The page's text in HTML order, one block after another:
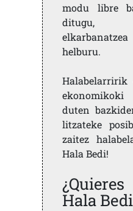
modu libre
ditugu,
helburu.
Halabelarririk
duten
litzateke
zaitez
Hala Bedi!
Hala